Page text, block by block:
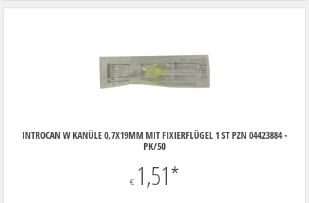
INTROCAN W KANÜLE 0,7X19MM MIT FIXIERFLÜGEL 1 ST PZN 04423884 -
PK/50
€ 1,51*